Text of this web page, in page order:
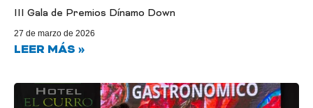
III Gala de Premios Dínamo Down
27 de marzo de 2026
LEER MÁS »